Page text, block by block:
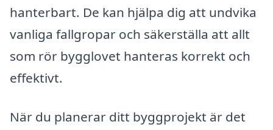
hanterbart. De kan hjälpa dig att undvika
vanliga fallgropar och säkerställa att allt
som rör bygglovet hanteras korrekt och
effektivt.
När du planerar ditt byggprojekt är det